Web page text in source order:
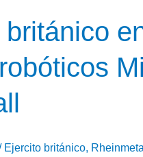
Ejercito británico,